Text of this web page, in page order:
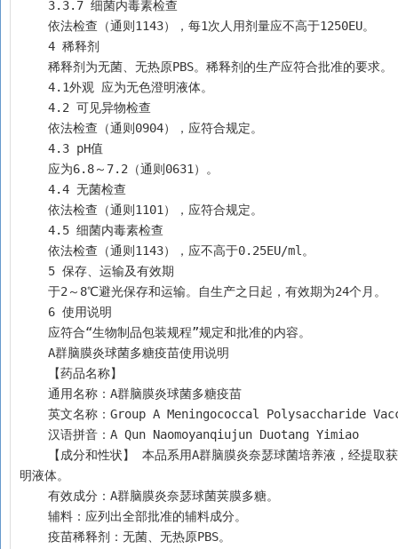
    3.3.7 细菌内毒素检查
    依法检查（通则1143），每1次人用剂量应不高于1250EU。
    4 稀释剂
    稀释剂为无菌、无热原PBS。稀释剂的生产应符合批准的要求。
    4.1外观 应为无色澄明液体。
    4.2 可见异物检查
    依法检查（通则0904），应符合规定。
    4.3 pH值
    应为6.8～7.2（通则0631）。
    4.4 无菌检查
    依法检查（通则1101），应符合规定。
    4.5 细菌内毒素检查
    依法检查（通则1143），应不高于0.25EU/ml。
    5 保存、运输及有效期
    于2～8℃避光保存和运输。自生产之日起，有效期为24个月。
    6 使用说明
    应符合“生物制品包装规程”规定和批准的内容。
    A群脑膜炎球菌多糖疫苗使用说明
    【药品名称】
    通用名称：A群脑膜炎球菌多糖疫苗
英文名称：Group A Meningococcal Polysaccharide
    汉语拼音：A Qun Naomoyanqiujun Duotang Yimiao
明液体。
    有效成分：A群脑膜炎奈瑟球菌荚膜多糖。
    辅料：应列出全部批准的辅料成分。
    疫苗稀释剂：无菌、无热原PBS。